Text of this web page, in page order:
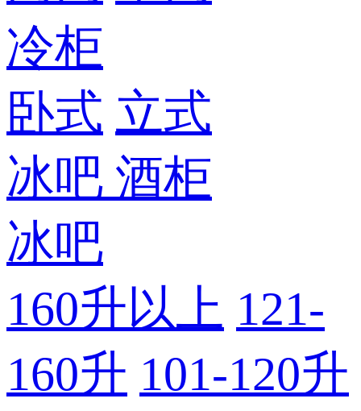
冷柜
卧式 立式
冰吧 酒柜
冰吧
160升以上 121-
160升 101-120升